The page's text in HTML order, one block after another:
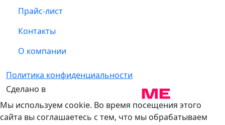
Прайс-лист
Контакты
О компании
Политика конфиденциальности
Сделано в
Мы используем cookie. Во время посещения этого
сайта вы соглашаетесь с тем, что мы обрабатываем